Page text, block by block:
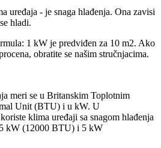
uređaja - je snaga hlađenja. Ona zavisi
hladi.
1 kW je predviđen za 10 m2. Ako
obratite se našim stručnjacima.
meri se u Britanskim Toplotnim
Unit (BTU) i u kW. U
klima uređaji sa snagom hlađenja
kW (12000 BTU) i 5 kW